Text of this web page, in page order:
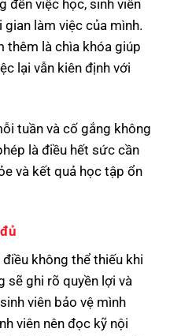
đến việc học, sinh viên
làm việc của mình.
thêm là chìa khóa giúp
lại vẫn kiên định với
tuần và cố gắng không
là điều hết sức cần
và kết quả học tập ổn
không thể thiếu khi
sẽ ghi rõ quyền lợi và
viên bảo vệ mình
viên nên đọc kỹ nội